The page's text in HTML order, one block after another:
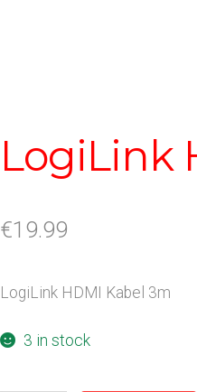
LogiLink
€19.99
LogiLink HDMI Kabel 3m
3 in stock